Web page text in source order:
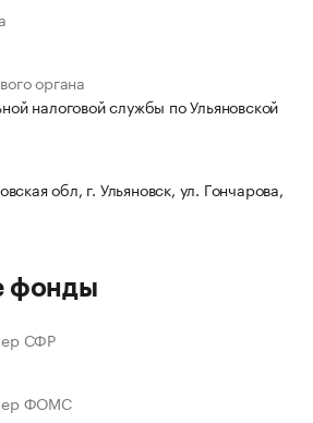
органа
налоговой службы по Ульяновской
обл, г. Ульяновск, ул. Гончарова,
фонды
СФР
ФОМС